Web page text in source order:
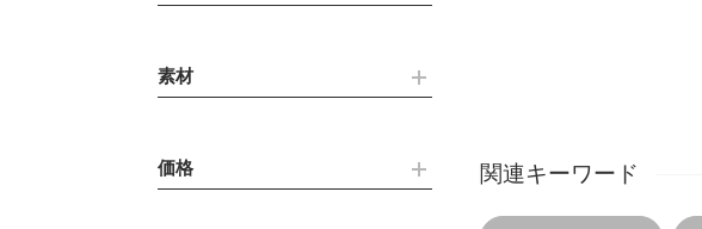
素材
価格 関連キーワード